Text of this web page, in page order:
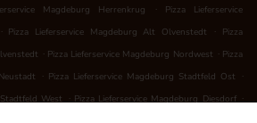
Magdeburg Herrenkrug .
Pizza Lieferservice
. Pizza Lieferservice Magdeburg Alt Olvenstedt . Pizza
. Pizza Lieferservice Magdeburg Nordwest . Pizza
. Pizza Lieferservice Magdeburg Stadtfeld Ost
.
West
. Pizza Lieferservice Magdeburg Diesdorf .